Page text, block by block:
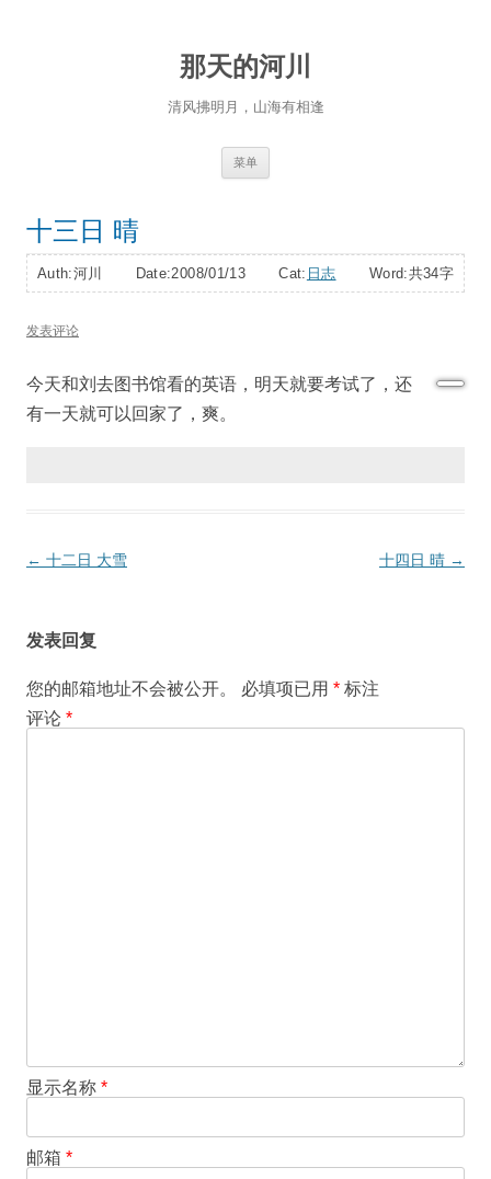
那天的河川
清风拂明月，山海有相逢
菜单
十三日 晴
Auth:河川 Date:2008/01/13 Cat: 日志 Word:共34字
发表评论
今天和刘去图书馆看的英语，明天就要考试了，还
有一天就可以回家了，爽。
文
航
← 十二日 大雪 十四日 晴 →
发表回复
您的邮箱地址不会被公开。 必填项已用 * 标注
评论 *
显示名称 *
邮箱 *